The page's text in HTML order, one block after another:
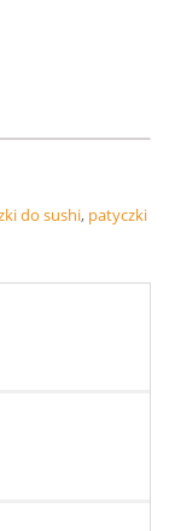
do sushi, patyczki